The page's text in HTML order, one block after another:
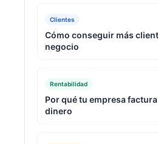
Clientes
Cómo conseguir más
negocio
Rentabilidad
Por qué tu empresa
dinero